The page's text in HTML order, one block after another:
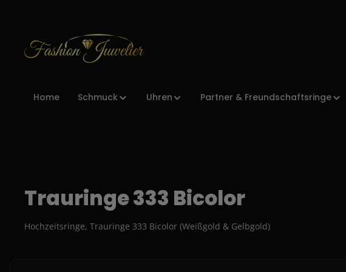
Home Schmuck Uhren Partner & Freundschaftsringe
Trauringe 333 Bicolor
Hochzeitsringe, Trauringe 333 Bicolor (Weißgold & Gelbgold)